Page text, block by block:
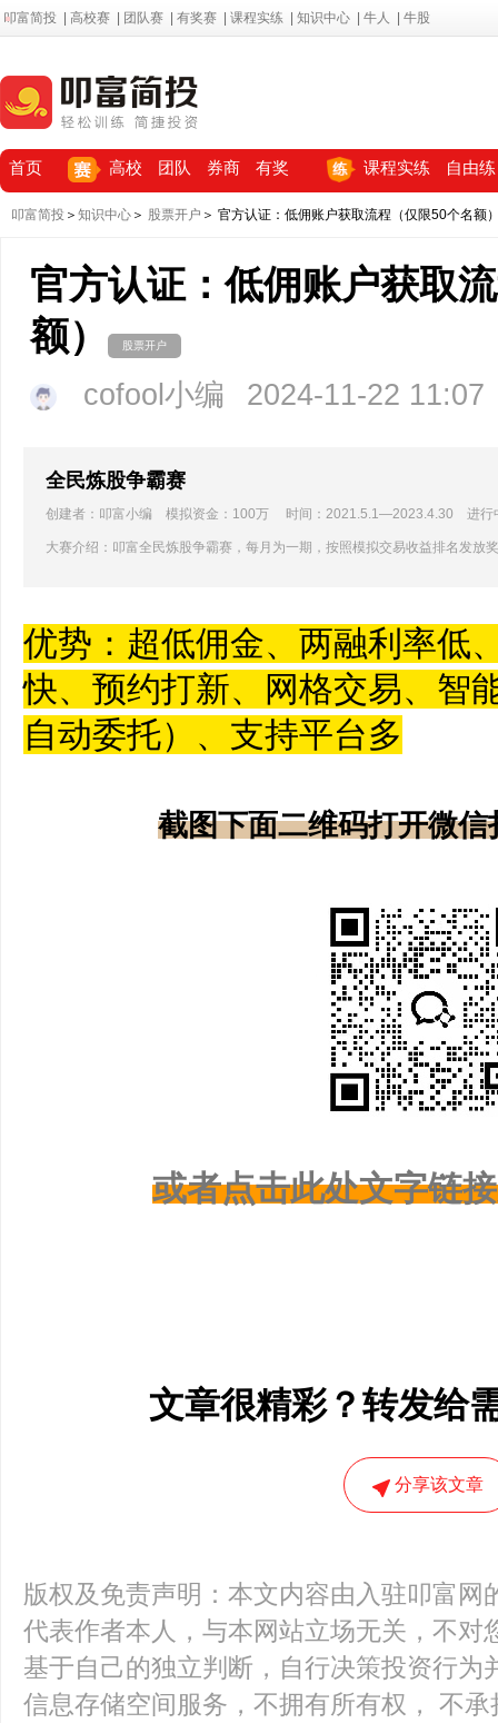
叩富简投 高校赛 团队赛 有奖赛 课程实练 知识中心 牛人 牛股
首页 高校 团队 券商 有奖 课程实练 自由练
叩富简投 ＞ 知识中心 ＞ 股票开户 ＞ 官方认证：低佣账户获取流程（仅限50个名额
官方认证：低佣账户获取
额）
股票开户
cofool小编 2024-11-22 11:07
全民炼股争霸赛
创建者：叩富小编 模拟资金：100万 时间：2021.5.1—2023.4.30 进行
大赛介绍：叩富全民炼股争霸赛，每月为一期，按照模拟交易收益排名发放
优势：超低佣金、两融利率低
快、预约打新、网格交易、智
自动委托）、支持平台多
截图下面二维码打开微
或者点击此处文字链
文章很精彩？转发给
分享该文章
版权及免责声明：本文内容由入驻叩富网
代表作者本人，与本网站立场无关，不对
基于自己的独立判断，自行决策投资行为
信息存储空间服务，不拥有所有权， 不